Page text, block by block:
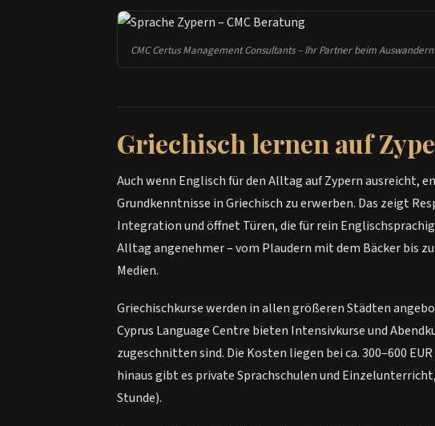
CMC Certus Management Consultants – Ihr Partner beim
Griechisch lernen auf
Auch wenn Englisch für den Alltag auf Zypern ausreicht,
Grundkenntnisse in Griechisch zu erwerben. Das zeigt
Integration und öffnet Türen, die für rein
Alltag angenehmer – vom Plaudern mit dem Bäcker bis
Medien.
Griechischkurse werden in allen größeren Städten
Cyprus Language Centre bieten Intensivkurse und
zugeschnitten sind. Die Kosten liegen bei ca. 300–600
hinaus gibt es private Sprachschulen und
Stunde).